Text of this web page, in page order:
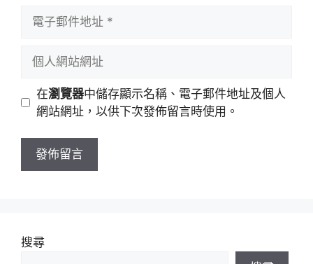
址
站
址
在瀏覽器中儲存顯示名稱、電子郵件地址及個人
網站網址，以供下次發佈留言時使用。
搜尋